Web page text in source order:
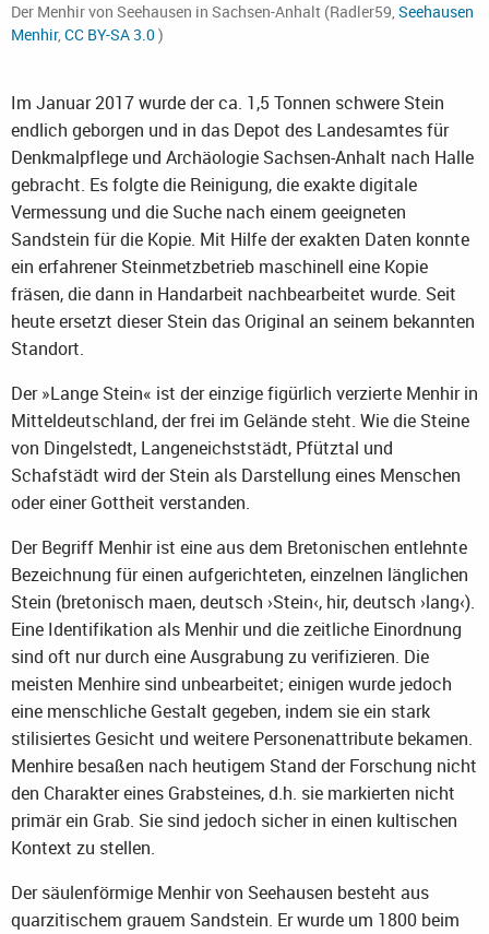
Der Menhir von Seehausen in Sachsen-Anhalt (Radler59, Seehausen
Menhir, CC BY-SA 3.0)
Im Januar 2017 wurde der ca. 1,5 Tonnen schwere Stein
endlich geborgen und in das Depot des Landesamtes für
Denkmalpflege und Archäologie Sachsen-Anhalt nach Halle
gebracht. Es folgte die Reinigung, die exakte digitale
Vermessung und die Suche nach einem geeigneten
Sandstein für die Kopie. Mit Hilfe der exakten Daten konnte
ein erfahrener Steinmetzbetrieb maschinell eine Kopie
fräsen, die dann in Handarbeit nachbearbeitet wurde. Seit
heute ersetzt dieser Stein das Original an seinem bekannten
Standort.
Der »Lange Stein« ist der einzige figürlich verzierte Menhir in
Mitteldeutschland, der frei im Gelände steht. Wie die Steine
von Dingelstedt, Langeneichststädt, Pfütztal und
Schafstädt wird der Stein als Darstellung eines Menschen
oder einer Gottheit verstanden.
Der Begriff Menhir ist eine aus dem Bretonischen entlehnte
Bezeichnung für einen aufgerichteten, einzelnen länglichen
Stein (bretonisch maen, deutsch ›Stein‹, hir, deutsch ›lang‹).
Eine Identifikation als Menhir und die zeitliche Einordnung
sind oft nur durch eine Ausgrabung zu verifizieren. Die
meisten Menhire sind unbearbeitet; einigen wurde jedoch
eine menschliche Gestalt gegeben, indem sie ein stark
stilisiertes Gesicht und weitere Personenattribute bekamen.
Menhire besaßen nach heutigem Stand der Forschung nicht
den Charakter eines Grabsteines, d.h. sie markierten nicht
primär ein Grab. Sie sind jedoch sicher in einen kultischen
Kontext zu stellen.
Der säulenförmige Menhir von Seehausen besteht aus
quarzitischem grauem Sandstein. Er wurde um 1800 beim